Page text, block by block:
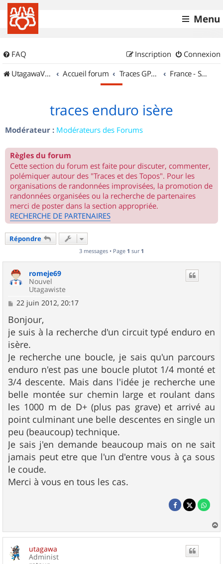
Menu
FAQ Connexion
Inscription
UtagawaVTT (Randos VTT et VTTAE avec traces GPS)
Accueil forum Traces GPS de randos VTT France - Sud Est
traces enduro isère
Modérateur : Modérateurs des Forums
Règles du forum
Cette section du forum est faite pour discuter, commenter,
polémiquer autour des "Traces et des Topos". Pour les
organisations de randonnées improvisées, la promotion de
randonnées organisées ou la recherche de partenaires
merci de poster dans la section appropriée.
RECHERCHE DE PARTENAIRES
Répondre
3 messages • Page 1 sur 1
romeje69
Nouvel
Utagawiste
M
s
s
a
g
e
22 juin 2012, 20:17
Bonjour,
je suis à la recherche d'un circuit typé enduro en
isère.
Je recherche une boucle, je sais qu'un parcours
enduro n'est pas une boucle plutot 1/4 monté et
3/4 descente. Mais dans l'idée je recherche une
belle montée sur chemin large et roulant dans
les 1000 m de D+ (plus pas grave) et arrivé au
point culminant une belle descentes en single un
peu (beaucoup) technique.
Je sais j'en demande beaucoup mais on ne sait
jamais peut etre que l'un d'entre vous à ça sous
le coude.
Merci à vous en tous les cas.
a
utagawa
Administ